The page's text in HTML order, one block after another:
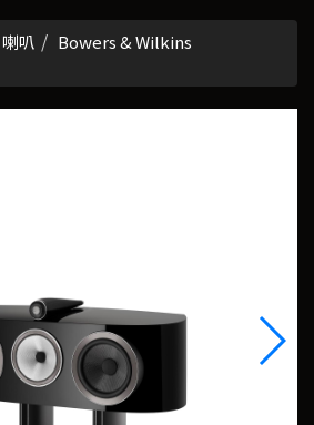
喇叭
Bowers & Wilkins